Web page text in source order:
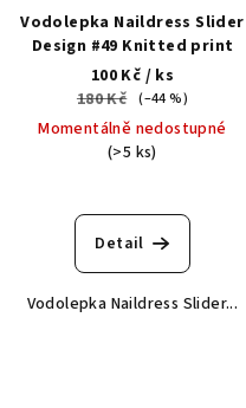
Vodolepka Naildress Slider
Design #49 Knitted print
100 Kč / ks
180 Kč (–44 %)
Momentálně nedostupné
(>5 ks)
Detail
Vodolepka Naildress Slider...